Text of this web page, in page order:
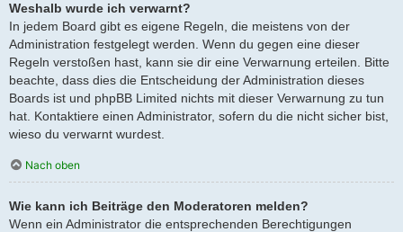
Weshalb wurde ich verwarnt?
In jedem Board gibt es eigene Regeln, die meistens von der
Administration festgelegt werden. Wenn du gegen eine dieser
Regeln verstoßen hast, kann sie dir eine Verwarnung erteilen. Bitte
beachte, dass dies die Entscheidung der Administration dieses
Boards ist und phpBB Limited nichts mit dieser Verwarnung zu tun
hat. Kontaktiere einen Administrator, sofern du die nicht sicher bist,
wieso du verwarnt wurdest.
Nach oben
Wie kann ich Beiträge den Moderatoren melden?
Wenn ein Administrator die entsprechenden Berechtigungen